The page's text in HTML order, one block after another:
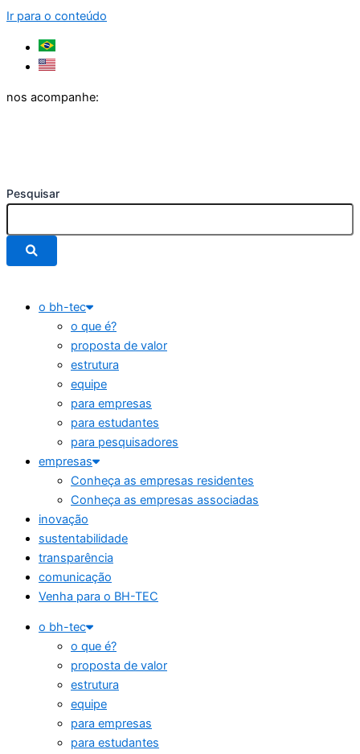
Ir para o conteúdo
nos acompanhe:
Pesquisar
o bh-tec
o que é?
proposta de valor
estrutura
equipe
para empresas
para estudantes
para pesquisadores
empresas
Conheça as empresas residentes
Conheça as empresas associadas
inovação
sustentabilidade
transparência
comunicação
Venha para o BH-TEC
o bh-tec
o que é?
proposta de valor
estrutura
equipe
para empresas
para estudantes